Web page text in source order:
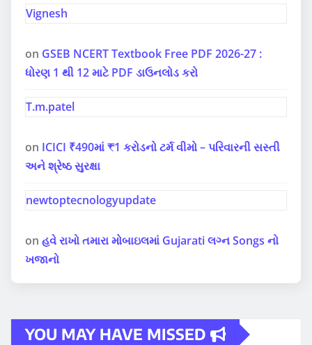
Vignesh
on GSEB NCERT Textbook Free PDF 2026-27 :
ધોરણ 1 થી 12 માટે PDF ડાઉનલોડ કરો
T.m.patel
on ICICI ₹490માં ₹1 કરોડનો ટર્મ વીમો – પરિવારની સસ્તી
અને શ્રેષ્ઠ સુરક્ષા
newtoptecnologyupdate
on હવે રાખો તમારા મોબાઇલમાં Gujarati લગ્ન Songs નો
ખજાનો
YOU MAY HAVE MISSED